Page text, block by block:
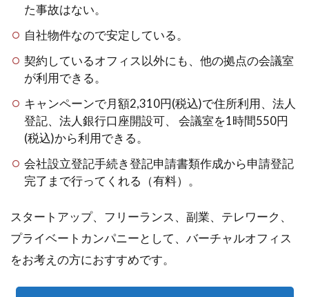
た事故はない。
自社物件なので安定している。
契約しているオフィス以外にも、他の拠点の会議室
が利用できる。
キャンペーンで月額2,310円(税込)で住所利用、法人
登記、法人銀行口座開設可、 会議室を1時間550円
(税込)から利用できる。
会社設立登記手続き登記申請書類作成から申請登記
完了まで行ってくれる（有料）。
スタートアップ、フリーランス、副業、テレワーク、
プライベートカンパニーとして、バーチャルオフィス
をお考えの方におすすめです。